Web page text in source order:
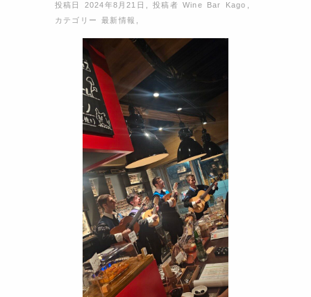
投稿日 2024年8月21日 ,投稿者Wine Bar Kago ,
カテゴリー最新情報 ,